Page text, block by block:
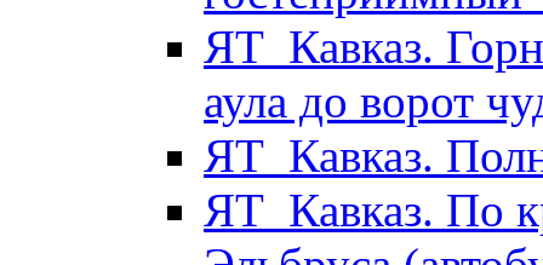
ЯТ_Кавказ.
аула до ворот
ЯТ_Кавказ.
ЯТ_Кавказ. По